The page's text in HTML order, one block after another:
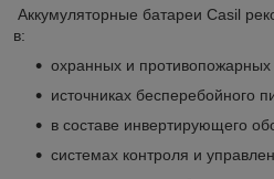
Аккумуляторные батареи Casil
в:
охранных и противопожарных
источниках бесперебойного
в составе инвертирующего
системах контроля и